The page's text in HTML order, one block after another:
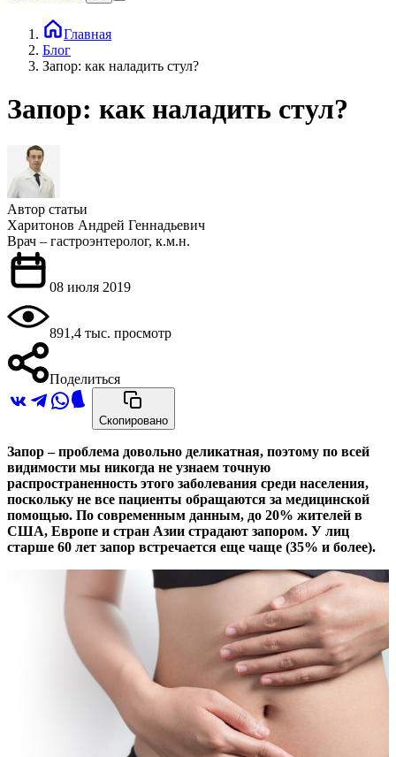
Главная
Блог
Запор: как наладить стул?
Запор: как наладить стул?
Автор статьи
Харитонов Андрей Геннадьевич
Врач – гастроэнтеролог, к.м.н.
08 июля 2019
891,4 тыс. просмотр
Поделиться
Скопировано
Запор – проблема довольно деликатная, поэтому по всей
видимости мы никогда не узнаем точную
распространенность этого заболевания среди населения,
поскольку не все пациенты обращаются за медицинской
помощью. По современным данным, до 20% жителей в
США, Европе и стран Азии страдают запором. У лиц
старше 60 лет запор встречается еще чаще (35% и более).